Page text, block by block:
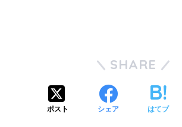
SHARE
ポスト シェア はてブ